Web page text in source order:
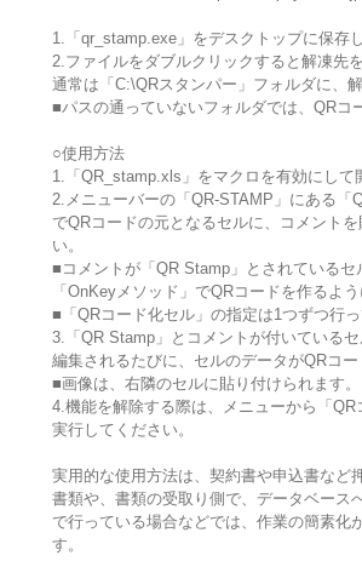
1.「qr_stamp.exe」をデスクトップに保存
2.ファイルをダブルクリックすると解凍先
通常は「C:\QRスタンパー」フォルダに、解
■パスの通っていないフォルダでは、QRコ
○使用方法
1.「QR_stamp.xls」をマクロを有効にして
2.メニューバーの「QR-STAMP」にある「
でQRコードの元となるセルに、コメントを
い。
■コメントが「QR Stamp」とされているセ
「OnKeyメソッド」でQRコードを作るよう
■「QRコード化セル」の指定は1つずつ行っ
3.「QR Stamp」とコメントが付いている
編集されるたびに、セルのデータがQRコー
■画像は、右隣のセルに貼り付けられます。
4.機能を解除する際は、メニューから「QR
実行してください。
実用的な使用方法は、契約書や申込書など
書類や、書類の受取り側で、データベース
で行っている場合などでは、作業の簡素化
す。